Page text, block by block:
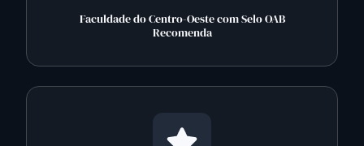
Faculdade do Centro-Oeste com Selo OAB
Recomenda